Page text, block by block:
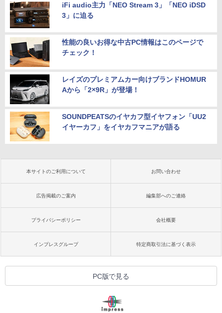
iFi audio主力「NEO Stream 3」「NEO iDSD
3」に迫る
性能の良いお得な中古PC情報はこのページで
チェック！
レイズのプレミアムカー向けブランドHOMUR
Aから「2×9R」が登場！
SOUNDPEATSのイヤカフ型イヤフォン「UU2
イヤーカフ」をイヤカフマニアが語る
本サイトのご利用について お問い合わせ
広告掲載のご案内 編集部へのご連絡
プライバシーポリシー 会社概要
インプレスグループ 特定商取引法に基づく表示
PC版で見る